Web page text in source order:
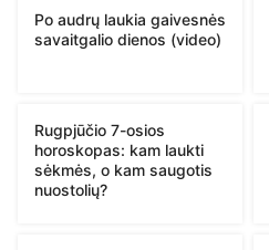
Po audrų laukia gaivesnės
savaitgalio dienos (video)
Rugpjūčio 7-osios
horoskopas: kam laukti
sėkmės, o kam saugotis
nuostolių?